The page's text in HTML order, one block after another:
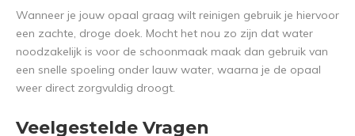
Wanneer je jouw opaal graag wilt reinigen gebruik je hiervoor
een zachte, droge doek. Mocht het nou zo zijn dat water
noodzakelijk is voor de schoonmaak maak dan gebruik van
een snelle spoeling onder lauw water, waarna je de opaal
weer direct zorgvuldig droogt.
Veelgestelde Vragen